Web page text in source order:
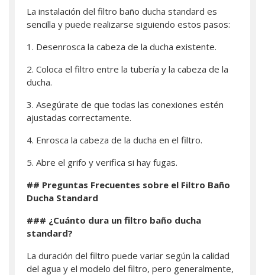
La instalación del filtro baño ducha standard es
sencilla y puede realizarse siguiendo estos pasos:
1. Desenrosca la cabeza de la ducha existente.
2. Coloca el filtro entre la tubería y la cabeza de la
ducha.
3. Asegúrate de que todas las conexiones estén
ajustadas correctamente.
4. Enrosca la cabeza de la ducha en el filtro.
5. Abre el grifo y verifica si hay fugas.
## Preguntas Frecuentes sobre el Filtro Baño
Ducha Standard
### ¿Cuánto dura un filtro baño ducha
standard?
La duración del filtro puede variar según la calidad
del agua y el modelo del filtro, pero generalmente,